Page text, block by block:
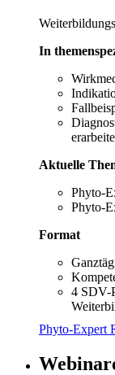
In
Aktuelle
Phyto-
Phyto-
Format
4 SDV-
Phyto-Expert